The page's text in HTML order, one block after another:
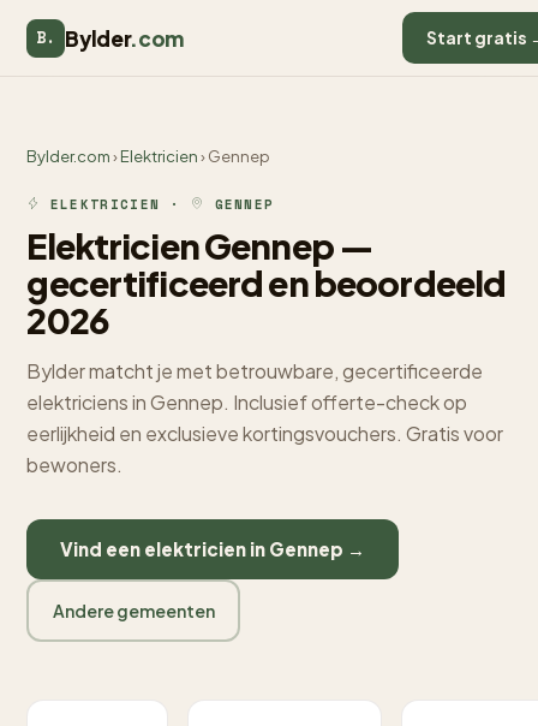
B. Bylder.com Start gratis
Bylder.com›Elektricien› Gennep
ELEKTRICIEN · GENNEP
Elektricien Gennep —
gecertificeerd en beoordeeld
2026
Bylder matcht je met betrouwbare, gecertificeerde
elektriciens in Gennep. Inclusief offerte-check op
eerlijkheid en exclusieve kortingsvouchers. Gratis voor
bewoners.
Vind een elektricien in Gennep →
Andere gemeenten